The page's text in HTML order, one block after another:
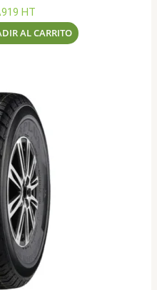
HT
AL CARRITO